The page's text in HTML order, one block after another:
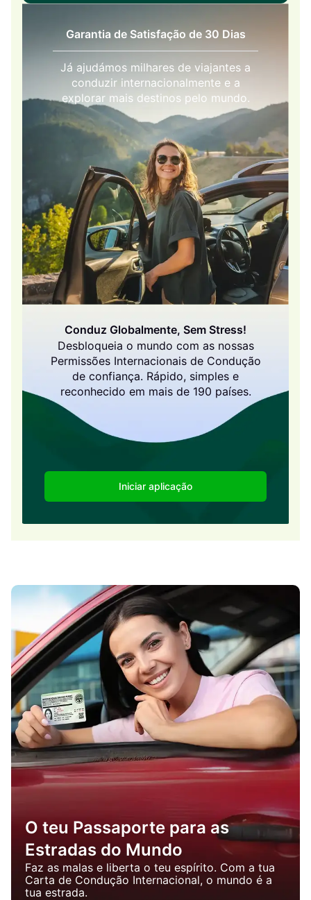
Garantia de Satisfação de 30 Dias
Já ajudámos milhares de viajantes a
conduzir internacionalmente e a
explorar mais destinos pelo mundo.
Conduz Globalmente, Sem Stress!
Desbloqueia o mundo com as nossas
Permissões Internacionais de Condução
de confiança. Rápido, simples e
reconhecido em mais de 190 países.
Iniciar aplicação
O teu Passaporte para as
Estradas do Mundo
Faz as malas e liberta o teu espírito. Com a tua
Carta de Condução Internacional, o mundo é a
tua estrada.